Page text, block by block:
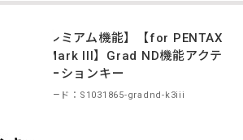
【プレミアム機能】【for PENTAX
K-3 Mark III】Grad ND機能アクテ
ィベーションキー
商品コード：S1031865-gradnd-k3iii